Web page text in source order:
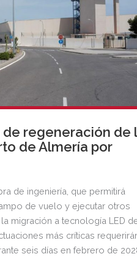
regeneración de
de Almería por
de ingeniería, que permitirá
de vuelo y ejecutar otros
migración a tecnología LED
más críticas
seis días en febrero de